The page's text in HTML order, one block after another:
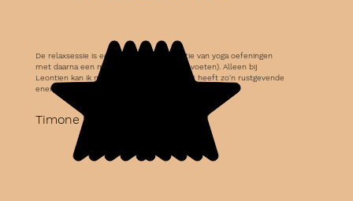
De relaxsessie is een hele fijne combinatie van yoga oefeningen
met daarna een massage (hoofd, hand of voeten). Alleen bij
Leontien kan ik mij volledig ontspannen. Zij heeft zo'n rustgevende
energie, die voel je!
Timone W.